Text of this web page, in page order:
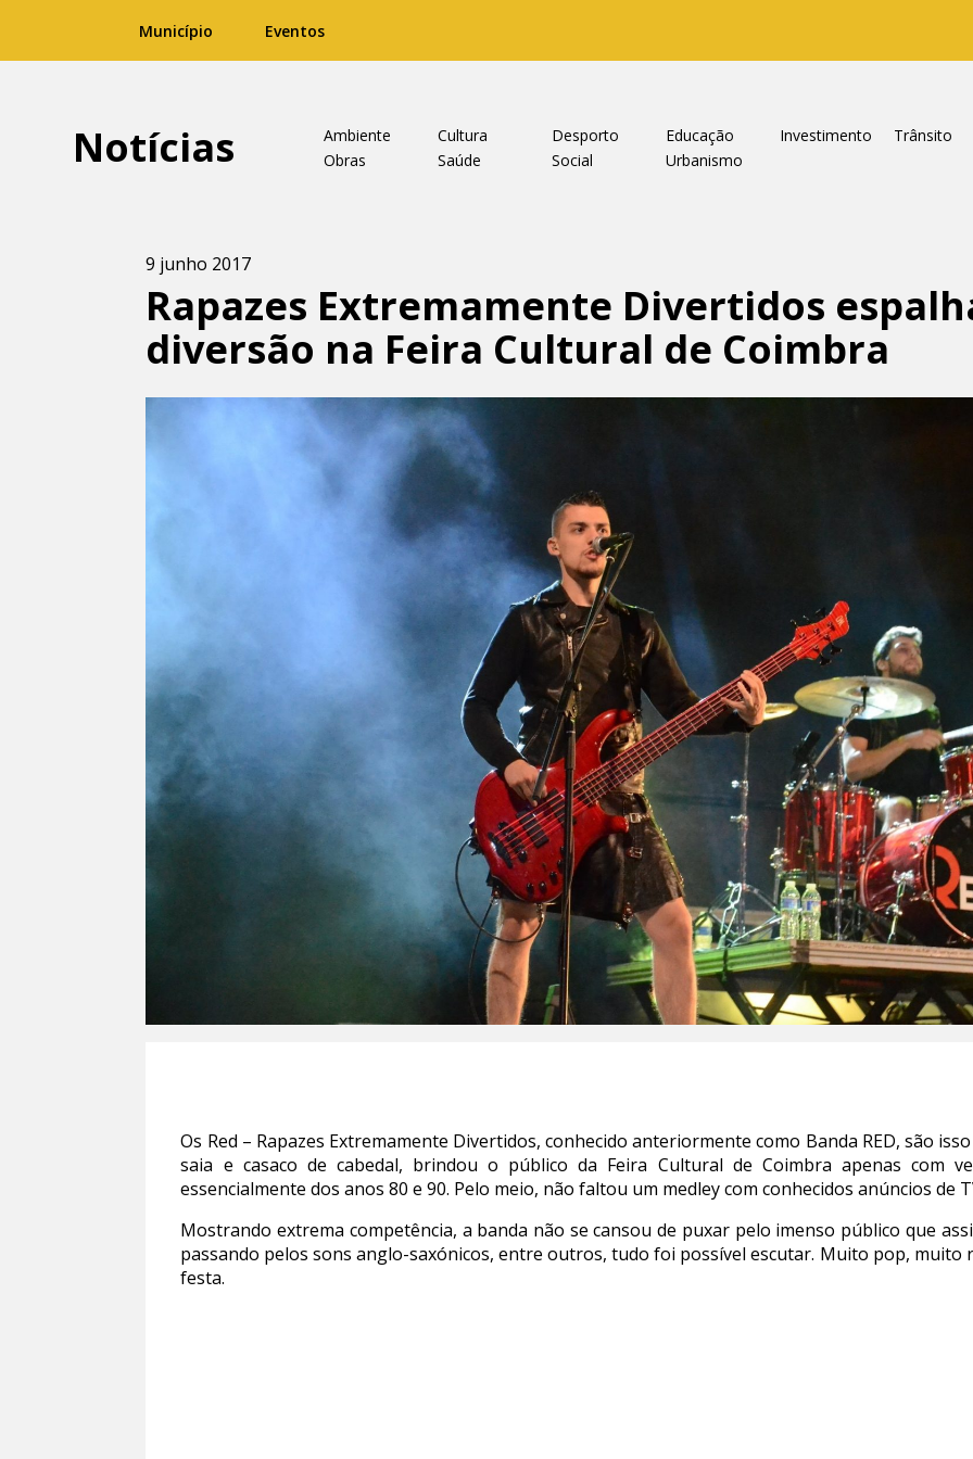
Município Eventos
Notícias Ambiente Cultura Desporto Educação Investimento
Trânsito
Obras
Saúde Social Urbanismo
9 junho 2017
Rapazes Extremamente Divertidos
diversão na Feira Cultural de Coimbra
Os Red – Rapazes Extremamente Divertidos, conhecido anteriormente como Banda RED, são
saia e casaco de cabedal, brindou o público da Feira Cultural de Coimbra apenas com
essencialmente dos anos 80 e 90. Pelo meio, não faltou um medley com conhecidos anúncios de
Mostrando extrema competência, a banda não se cansou de puxar pelo imenso público que
passando pelos sons anglo-saxónicos, entre outros, tudo foi possível escutar. Muito pop, muito
festa.